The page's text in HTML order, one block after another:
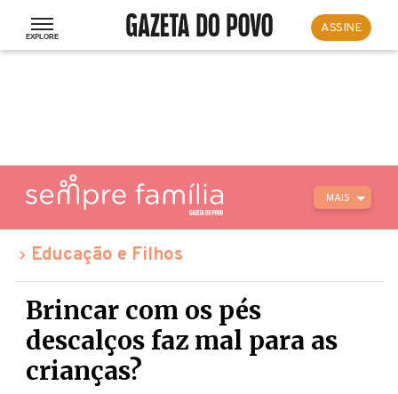
ASSINE
MAIS
Educação e Filhos
Brincar com os pés
descalços faz mal para as
crianças?